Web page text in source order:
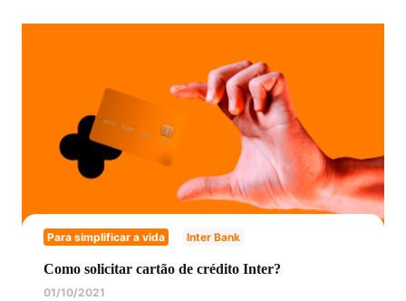
Para simplificar a vida Inter Bank
Como solicitar cartão de crédito Inter?
01/10/2021